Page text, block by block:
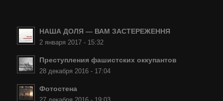
НАША ДОЛЯ — ВАМ ЗАСТЕРЕЖЕННЯ
2 января 2017 - 15:32
Преступления фашистских оккупантов
28 декабря 2016 - 17:04
Фотостена